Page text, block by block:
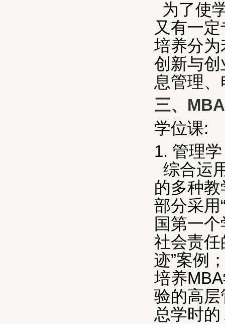
为了使
又有一
培养分为
创新与
息管理
三、 MBA
学位课:
1. 管理学
综合运
的多种
部分采用
国第一
社会责任
迹”案例
培养MBA
验的高
总学时